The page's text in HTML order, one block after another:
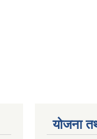
योजना